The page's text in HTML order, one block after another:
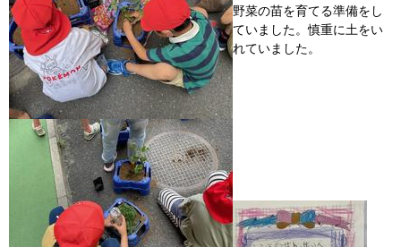
野菜の苗を育てる準備をし
ていました。慎重に土をい
れていました。